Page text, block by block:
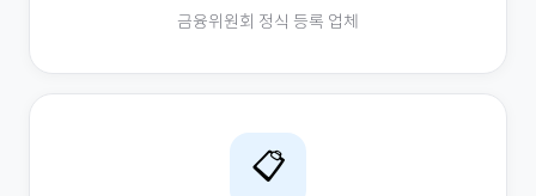
금융위원회 정식 등록 업체
📋